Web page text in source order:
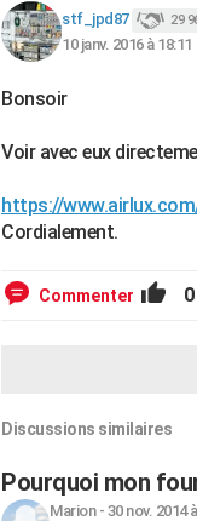
stf_jpd87 29
10 janv. 2016 à 18:11
Bonsoir
Voir avec eux
https://
Cordialement.
Commenter 0
Discussions similaires
Pourquoi mon
Marion- 30 nov. 2014